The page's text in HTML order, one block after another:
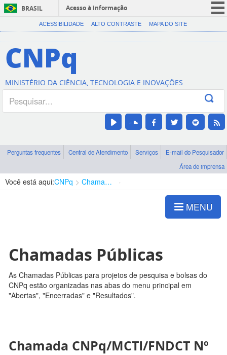
BRASIL
Acesso à informação
CORONAVÍRUS (COVID-19)
Canais
ACESSIBILIDADE ALTO CONTRASTE MAPA DO SITE
CNPq
MINISTÉRIO DA CIÊNCIA, TECNOLOGIA E INOVAÇÕES
Perguntas frequentes Central de Atendimento Serviços
E-mail do Pesquisador
Área de imprensa
Você está aqui:CNPq Chamadas
MENU
Chamadas Públicas
As Chamadas Públicas para projetos de pesquisa e bolsas do
CNPq estão organizadas nas abas do menu principal em
"Abertas", "Encerradas" e "Resultados".
Chamada CNPq/MCTI/FNDCT Nº